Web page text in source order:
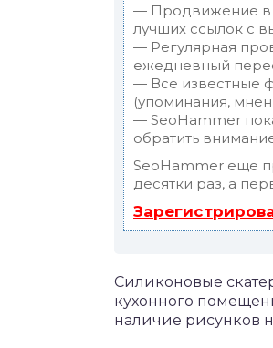
— Продвижение в
лучших ссылок с
— Регулярная
ежедневный
— Все известные
(упоминания,
— SeoHammer
обратить
SeoHammer еще
десятки раз, а
Силиконовые
кухонного
наличие рисунков